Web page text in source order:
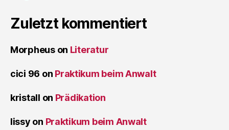
Zuletzt kommentiert
Morpheuson Literatur
cici 96 on Praktikum beim Anwalt
kristall on Prädikation
lissy on Praktikum beim Anwalt